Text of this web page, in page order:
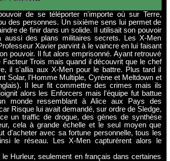
de se téléporter n'importe où sur Terre,
des personnes. Un sixième sens lui permet de
de finir dans un solide. Il utilisait son pouvoir
des plans militaires secrets. Les X-Men
Xavier parvint à le vaincre en lui faisant
pouvoir. Il fut alors emprisonné. Ayant retrouvé
Trois mais quand il découvrit que le chef
il s'allia aux X-Men pour le battre. Plus tard il
Solar, l'Homme Multiple, Cyrène et Meltdown et
Il leur fit commettre des crimes mais ils
alors les Enforcers mais l'équipe fut battue
monde ressemblant à Alice aux Pays des
Risque lui avait demandé, sur ordre de Sledge,
un traffic de drogue, des gènes de synthèse
cela à grande échelle et le seul moyen que
d'acheter avec sa fortune personnelle, tous les
le réseau. Les X-Men capturèrent alors le
Hurleur, seulement en français dans certaines